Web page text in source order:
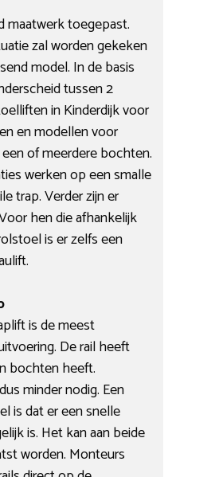
maatwerk toegepast.
zal worden gekeken
model. In de basis
tussen 2
in Kinderdijk voor
en modellen voor
of meerdere bochten.
werken op een smalle
trap. Verder zijn er
hen die afhankelijk
is er zelfs een
is de meest
De rail heeft
bochten heeft.
minder nodig. Een
is dat er een snelle
is. Het kan aan beide
worden. Monteurs